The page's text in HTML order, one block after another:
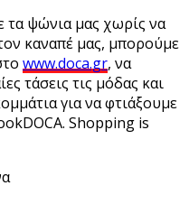
τα ψώνια μας χωρίς να
καναπέ μας, μπορούμε
www.doca.gr, να
τάσεις τις μόδας και
για να φτιάξουμε
Shopping is